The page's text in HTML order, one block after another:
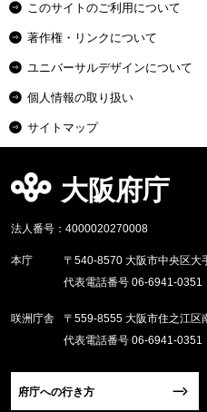
このサイトのご利用について
著作権・リンクについて
ユニバーサルデザインについて
個人情報の取り扱い
サイトマップ
大阪府庁
法人番号：4000020270008
本庁
〒540-8570 大阪市中央区大
代表電話番号 06-6941-0351
咲洲庁舎
〒559-8555 大阪市住之江区
代表電話番号 06-6941-0351
府庁への行き方